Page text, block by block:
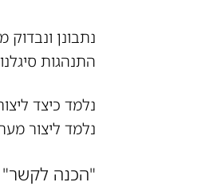
נתבונן
התנהגות
נלמד כיצד
נלמד ליצור
"הכנה לקשר"